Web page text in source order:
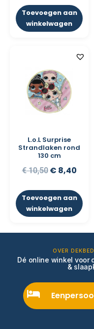
Toevoegen aan
winkelwagen
L.o.L Surprise
Strandlaken rond
130 cm
€10,50 € 8,40
Toevoegen aan
winkelwagen
OVER
Dé online winkel voor
&